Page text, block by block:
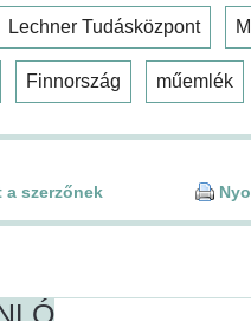
Lechner Tudásközpont
Finnország műemlék
a szerzőnek